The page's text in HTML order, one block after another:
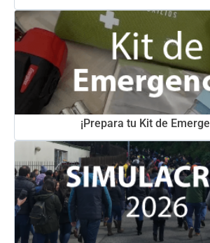
¡Prepara tu Kit de